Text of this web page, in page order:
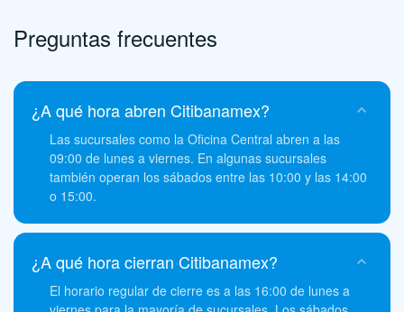
Preguntas frecuentes
¿A qué hora abren Citibanamex?
Las sucursales como la Oficina Central abren a las
09:00 de lunes a viernes. En algunas sucursales
también operan los sábados entre las 10:00 y las 14:00
o 15:00.
¿A qué hora cierran Citibanamex?
El horario regular de cierre es a las 16:00 de lunes a